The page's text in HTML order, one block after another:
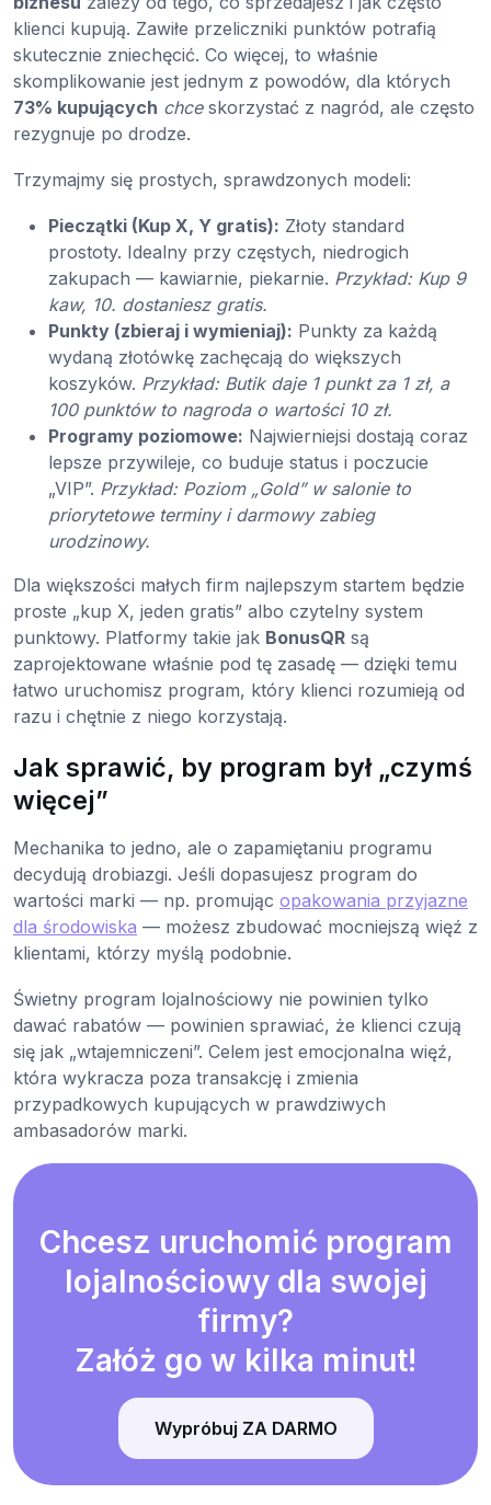
klienci kupują. Zawiłe przeliczniki punktów potrafią
skutecznie zniechęcić. Co więcej, to właśnie
skomplikowanie jest jednym z powodów, dla których
73% kupujących chceskorzystać z nagród, ale często
rezygnuje po drodze.
Trzymajmy się prostych, sprawdzonych modeli:
Pieczątki (Kup X, Y gratis): Złoty standard
prostoty. Idealny przy częstych, niedrogich
zakupach — kawiarnie, piekarnie. Przykład: Kup 9
kaw, 10. dostaniesz gratis.
Punkty (zbieraj i wymieniaj): Punkty za każdą
wydaną złotówkę zachęcają do większych
koszyków. Przykład: Butik daje 1 punkt za 1 zł, a
100 punktów to nagroda o wartości 10 zł.
Programy poziomowe: Najwierniejsi dostają coraz
lepsze przywileje, co buduje status i poczucie
„VIP”. Przykład: Poziom „Gold” w salonie to
priorytetowe terminy i darmowy zabieg
urodzinowy.
Dla większości małych firm najlepszym startem będzie
proste „kup X, jeden gratis” albo czytelny system
punktowy. Platformy takie jak BonusQR są
zaprojektowane właśnie pod tę zasadę — dzięki temu
łatwo uruchomisz program, który klienci rozumieją od
razu i chętnie z niego korzystają.
Jak sprawić, by program był „czymś
więcej”
Mechanika to jedno, ale o zapamiętaniu programu
decydują drobiazgi. Jeśli dopasujesz program do
wartości marki — np. promując opakowania przyjazne
dla środowiska — możesz zbudować mocniejszą więź z
klientami, którzy myślą podobnie.
Świetny program lojalnościowy nie powinien tylko
dawać rabatów — powinien sprawiać, że klienci czują
się jak „wtajemniczeni”. Celem jest emocjonalna więź,
która wykracza poza transakcję i zmienia
przypadkowych kupujących w prawdziwych
ambasadorów marki.
Chcesz uruchomić program
lojalnościowy dla swojej
firmy?
Załóż go w kilka minut!
Wypróbuj ZA DARMO